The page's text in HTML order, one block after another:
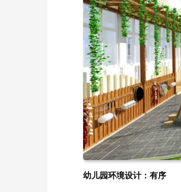
幼儿园环境设计：有序